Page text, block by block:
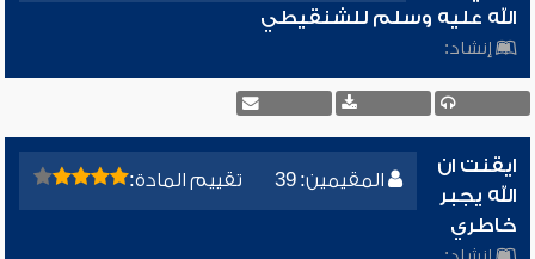
الله عليه وسلم للشنقيطي
إنشاد:
المقيمين: 39 تقييم المادة:
ايقنت ان
الله يجبر
خاطري